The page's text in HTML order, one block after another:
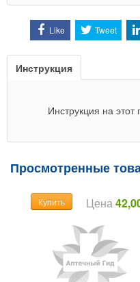
Like Tweet
Инструкция
Инструкция на этот
Просмотренные
Купить Цена